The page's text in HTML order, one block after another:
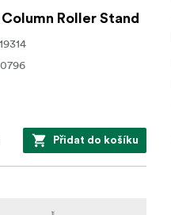
Roller Stand
Přidat do košíku